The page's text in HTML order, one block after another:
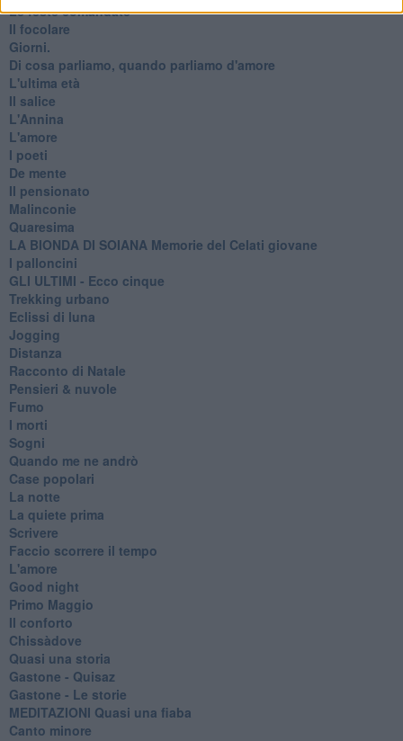
Le feste comandate
Il focolare
Giorni.
Di cosa parliamo, quando parliamo d'amore
L'ultima età
Il salice
L'Annina
L'amore
I poeti
De mente
Il pensionato
Malinconie
Quaresima
LA BIONDA DI SOIANA Memorie del Celati giovane
I palloncini
GLI ULTIMI - Ecco cinque
Trekking urbano
Eclissi di luna
Jogging
Distanza
Racconto di Natale
Pensieri & nuvole
Fumo
I morti
Sogni
Quando me ne andrò
Case popolari
La notte
La quiete prima
Scrivere
Faccio scorrere il tempo
L'amore
Good night
Primo Maggio
Il conforto
Chissàdove
Quasi una storia
Gastone - Quisaz
Gastone - Le storie
MEDITAZIONI Quasi una fiaba
Canto minore